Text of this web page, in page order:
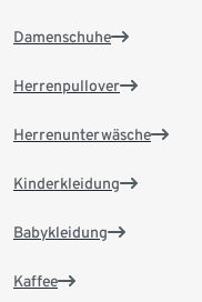
Damenschuhe
Herrenpullover
Herrenunterwäsche
Kinderkleidung
Babykleidung
Kaffee